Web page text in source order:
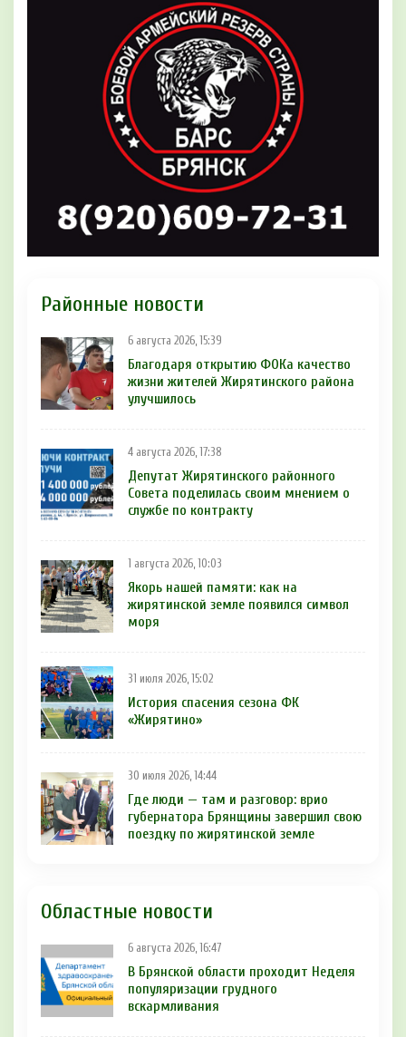
Районные новости
6 августа 2026, 15:39
Благодаря открытию ФОКа качество
жизни жителей Жирятинского района
улучшилось
4 августа 2026, 17:38
Депутат Жирятинского районного
Совета поделилась своим мнением о
службе по контракту
1 августа 2026, 10:03
Якорь нашей памяти: как на
жирятинской земле появился символ
моря
31 июля 2026, 15:02
История спасения сезона ФК
«Жирятино»
30 июля 2026, 14:44
Где люди — там и разговор: врио
губернатора Брянщины завершил свою
поездку по жирятинской земле
Областные новости
6 августа 2026, 16:47
В Брянской области проходит Неделя
популяризации грудного
вскармливания